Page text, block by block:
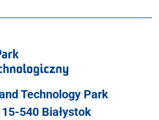
Technology Park
540 Białystok